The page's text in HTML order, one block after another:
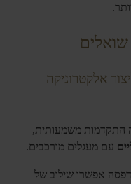
אלקטרוניקה
התקדמות משמעותית,
עם מעגלים מורכבים.
אפשרו שילוב של